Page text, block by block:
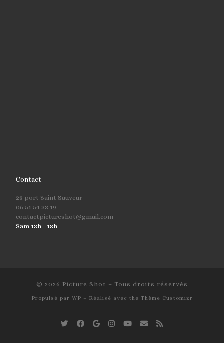
Contact
28 port Saint Sauveur
06 51 54 33 19
contactpictureshot@gmail.com
Sam 13h - 18h
© 2026 Picture Shot – Tous droits réservés
Propulsé par WP – Réalisé avec the Thème Customizr